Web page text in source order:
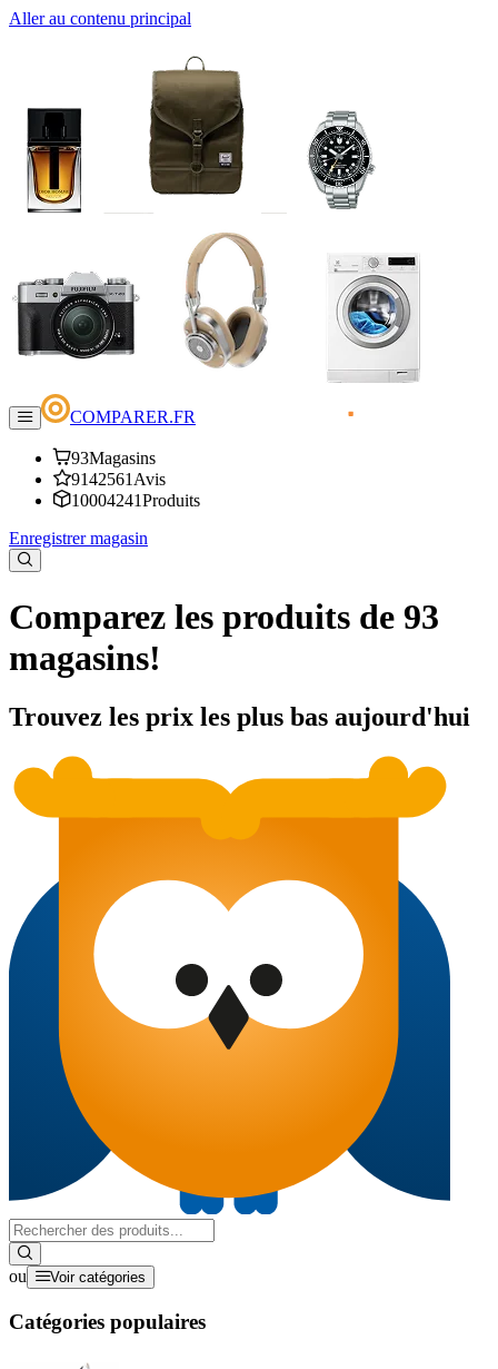
Aller au contenu principal
COMPARER.FR
93Magasins
9142561 Avis
10004241Produits
Enregistrer magasin
Comparez les produits de 93
magasins!
Trouvez les prix les plus bas aujourd'hui
ou Voir catégories
Catégories populaires